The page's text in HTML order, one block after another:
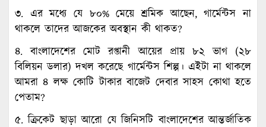
৩. এর মধ্যে যে ৮০% মেয়ে শ্রমিক আছেন, গার্মেন্টস না
থাকলে তাদের আজকের অবস্থান কী থাকত?
৪. বাংলাদেশের মোট রপ্তানী আয়ের প্রায় ৮২ ভাগ (২৮
বিলিয়ন ডলার) দখল করেছে গার্মেন্টস শিল্প। এইটা না থাকলে
আমরা ৪ লক্ষ কোটি টাকার বাজেট দেবার সাহস কোথা হতে
পেতাম?
৫. ক্রিকেট ছাড়া আরো যে জিনিসটি বাংলাদেশের আন্তর্জাতিক